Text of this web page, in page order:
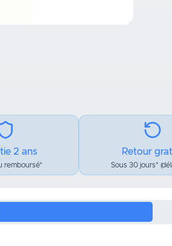
2 ans
remboursé*
Retour
Sous 30 jours*